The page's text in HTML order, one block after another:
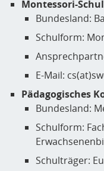
Montessori-
Bundesland:
Schulform:
E-Mail:
Pädagogisches
Bundesland:
Schulform:
Schulträger: